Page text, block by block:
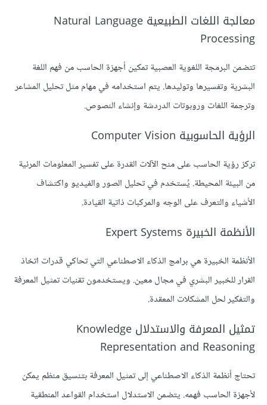
معالجة اللغات الطبيعية Natural Language
Processing
تتضمن البرمجة اللغوية العصبية تمكين أجهزة الحاسب من فهم اللغة
البشرية وتفسيرها وتوليدها. يتم استخدامه في مهام مثل تحليل المشاعر
وترجمة اللغات وروبوتات الدردشة وإنشاء النصوص.
الرؤية الحاسوبية Computer Vision
تركز رؤية الحاسب على منح الآلات القدرة على تفسير المعلومات المرئية
من البيئة المحيطة. يُستخدم في تحليل الصور والفيديو واكتشاف
الأشياء والتعرف على الوجه والمركبات ذاتية القيادة.
الأنظمة الخبيرة Expert Systems
الأنظمة الخبيرة هي برامج الذكاء الاصطناعي التي تحاكي قدرات اتخاذ
القرار للخبير البشري في مجال معين. ويستخدمون تقنيات تمثيل المعرفة
والتفكير لحل المشكلات المعقدة.
تمثيل المعرفة والاستدلال Knowledge
Representation and Reasoning
تحتاج أنظمة الذكاء الاصطناعي إلى تمثيل المعرفة بتنسيق منظم يمكن
لأجهزة الحاسب فهمه. يتضمن الاستدلال استخدام القواعد المنطقية